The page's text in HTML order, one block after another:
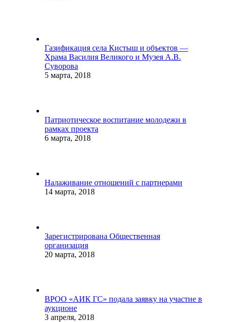
Газификация села Кистыш и объектов —
Храма Василия Великого и Музея А.В.
Суворова
5 марта, 2018
Патриотическое воспитание молодежи в
рамках проекта
6 марта, 2018
Налаживание отношений с партнерами
14 марта, 2018
Зарегистрирована Общественная
организация
20 марта, 2018
ВРОО «АИК ГС» подала заявку на участие в
аукционе
3 апреля, 2018